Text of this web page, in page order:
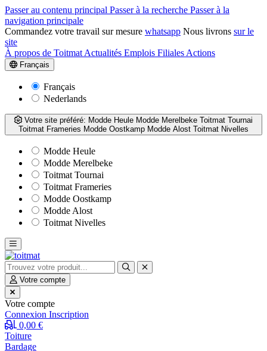
Passer au contenu principal Passer à la recherche Passer à la
navigation principale
Commandez votre travail sur mesure whatsapp Nous livrons sur le
site
À propos de Toitmat Actualités Emplois Filiales Actions
Français
Français
Nederlands
Votre site préféré: Modde Heule Modde Merelbeke Toitmat Tournai
Toitmat Frameries Modde Oostkamp Modde Alost Toitmat Nivelles
Modde Heule
Modde Merelbeke
Toitmat Tournai
Toitmat Frameries
Modde Oostkamp
Modde Alost
Toitmat Nivelles
Votre compte
Votre compte
Connexion Inscription
0,00 €
Toiture
Bardage